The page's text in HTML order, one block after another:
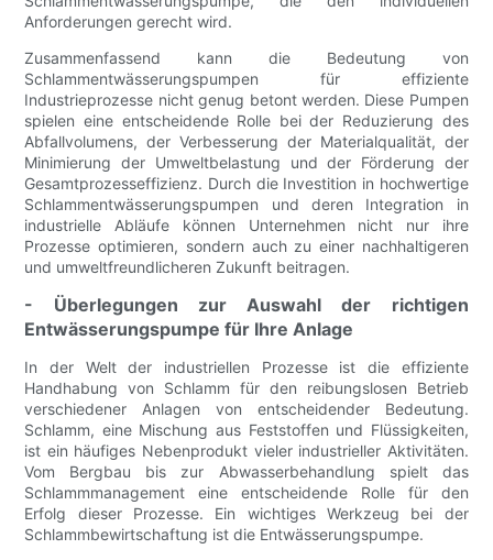
Anforderungen gerecht wird.
Zusammenfassend kann die Bedeutung von
Schlammentwässerungspumpen für effiziente
Industrieprozesse nicht genug betont werden. Diese Pumpen
spielen eine entscheidende Rolle bei der Reduzierung des
Abfallvolumens, der Verbesserung der Materialqualität, der
Minimierung der Umweltbelastung und der Förderung der
Gesamtprozesseffizienz. Durch die Investition in hochwertige
Schlammentwässerungspumpen und deren Integration in
industrielle Abläufe können Unternehmen nicht nur ihre
Prozesse optimieren, sondern auch zu einer nachhaltigeren
und umweltfreundlicheren Zukunft beitragen.
- Überlegungen zur Auswahl der richtigen
Entwässerungspumpe für Ihre Anlage
In der Welt der industriellen Prozesse ist die effiziente
Handhabung von Schlamm für den reibungslosen Betrieb
verschiedener Anlagen von entscheidender Bedeutung.
Schlamm, eine Mischung aus Feststoffen und Flüssigkeiten,
ist ein häufiges Nebenprodukt vieler industrieller Aktivitäten.
Vom Bergbau bis zur Abwasserbehandlung spielt das
Schlammmanagement eine entscheidende Rolle für den
Erfolg dieser Prozesse. Ein wichtiges Werkzeug bei der
Schlammbewirtschaftung ist die Entwässerungspumpe.